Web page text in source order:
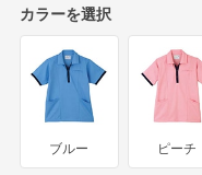
カラーを選択
ブルー ピーチ